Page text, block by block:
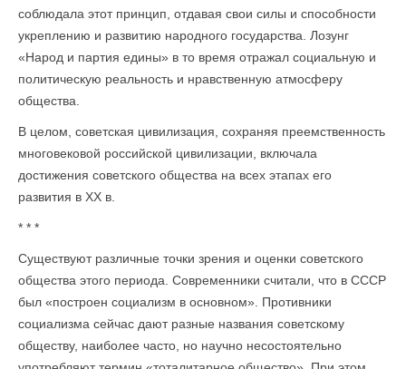
соблюдала этот принцип, отдавая свои силы и способности
укреплению и развитию народного государства. Лозунг
«Народ и партия едины» в то время отражал социальную и
политическую реальность и нравственную атмосферу
общества.
В целом, советская цивилизация, сохраняя преемственность
многовековой российской цивилизации, включала
достижения советского общества на всех этапах его
развития в XX в.
* * *
Существуют различные точки зрения и оценки советского
общества этого периода. Современники считали, что в СССР
был «построен социализм в основном». Противники
социализма сейчас дают разные названия советскому
обществу, наиболее часто, но научно несостоятельно